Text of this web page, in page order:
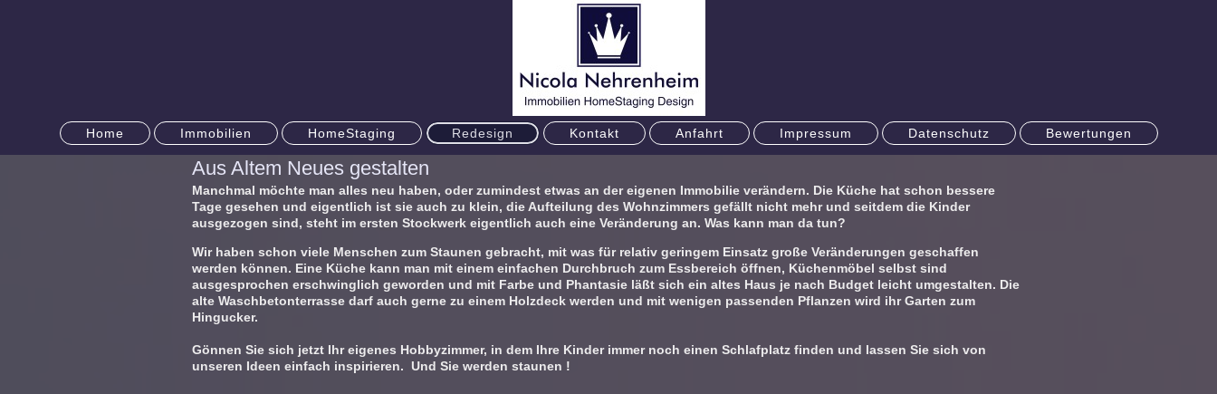
Home Immobilien HomeStaging Redesign Kontakt Anfahrt Impressum Datenschutz Bewertungen
Aus Altem Neues gestalten
Manchmal möchte man alles neu haben, oder zumindest etwas an der eigenen Immobilie verändern. Die Küche hat schon bessere
Tage gesehen und eigentlich ist sie auch zu klein, die Aufteilung des Wohnzimmers gefällt nicht mehr und seitdem die Kinder
ausgezogen sind, steht im ersten Stockwerk eigentlich auch eine Veränderung an. Was kann man da tun?
Wir haben schon viele Menschen zum Staunen gebracht, mit was für relativ geringem Einsatz große Veränderungen geschaffen
werden können. Eine Küche kann man mit einem einfachen Durchbruch zum Essbereich öffnen, Küchenmöbel selbst sind
ausgesprochen erschwinglich geworden und mit Farbe und Phantasie läßt sich ein altes Haus je nach Budget leicht umgestalten. Die
alte Waschbetonterrasse darf auch gerne zu einem Holzdeck werden und mit wenigen passenden Pflanzen wird ihr Garten zum
Hingucker.
Gönnen Sie sich jetzt Ihr eigenes Hobbyzimmer, in dem Ihre Kinder immer noch einen Schlafplatz finden und lassen Sie sich von
unseren Ideen einfach inspirieren. Und Sie werden staunen !